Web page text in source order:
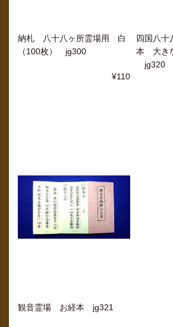
納札 八十八ヶ所霊場用 白
（100枚） jg300
¥110
四国八
本 大き
jg320
観音霊場 お経本 jg321